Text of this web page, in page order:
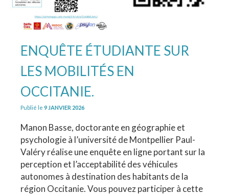
ENQUÊTE ÉTUDIANTE SUR
LES MOBILITÉS EN
OCCITANIE.
Publié le 9 JANVIER 2026
Manon Basse, doctorante en géographie et
psychologie à l’université de Montpellier Paul-
Valéry réalise une enquête en ligne portant sur la
perception et l’acceptabilité des véhicules
autonomes à destination des habitants de la
région Occitanie. Vous pouvez participer à cette